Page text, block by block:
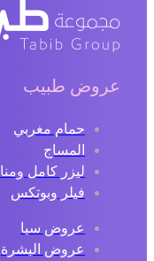
عروض طبيب
حمام مغربي
المساج
ليزر كامل
فيلر وبوتكس
عروض سبا
عروض البشرة